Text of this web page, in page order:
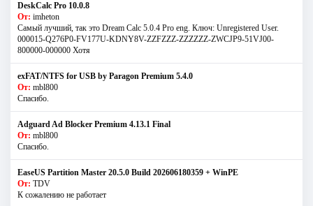
DeskCalc Pro 10.0.8
От: imheton
Самый лучший, так это Dream Calc 5.0.4 Pro eng. Ключ: Unregistered User.
000015-Q276P0-FV177U-KDNY8V-ZZFZZZ-ZZZZZZ-ZWCJP9-51VJ00-
800000-000000 Хотя
exFAT/NTFS for USB by Paragon Premium 5.4.0
От: mbl800
Спасибо.
Adguard Ad Blocker Premium 4.13.1 Final
От: mbl800
Спасибо.
EaseUS Partition Master 20.5.0 Build 202606180359 + WinPE
От: TDV
К сожалению не работает